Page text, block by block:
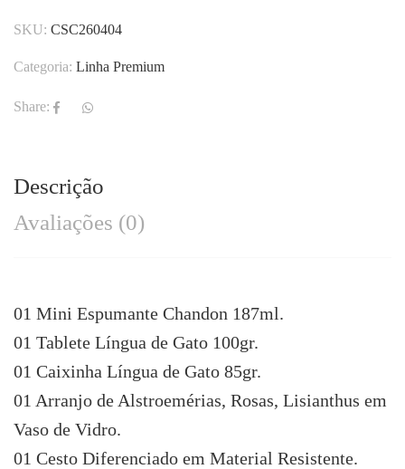
SKU: CSC260404
Categoria: Linha Premium
Share:
Descrição
Avaliações (0)
01 Mini Espumante Chandon 187ml.
01 Tablete Língua de Gato 100gr.
01 Caixinha Língua de Gato 85gr.
01 Arranjo de Alstroemérias, Rosas, Lisianthus em
Vaso de Vidro.
01 Cesto Diferenciado em Material Resistente.